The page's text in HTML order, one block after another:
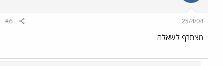
25/4/04
#6
מצתרף לשאלה